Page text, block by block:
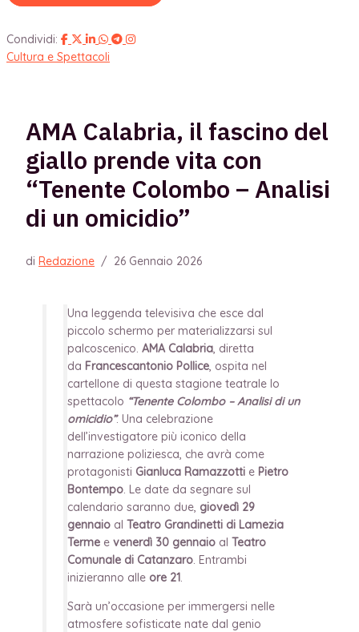
Condividi:
Cultura e Spettacoli
AMA Calabria, il fascino del
giallo prende vita con
“Tenente Colombo – Analisi
di un omicidio”
di Redazione / 26 Gennaio 2026
Una leggenda televisiva che esce dal
piccolo schermo per materializzarsi sul
palcoscenico. AMA Calabria, diretta
da Francescantonio Pollice, ospita nel
cartellone di questa stagione teatrale lo
spettacolo “Tenente Colombo – Analisi di un
omicidio”. Una celebrazione
dell’investigatore più iconico della
narrazione poliziesca, che avrà come
protagonisti Gianluca Ramazzotti e Pietro
Bontempo. Le date da segnare sul
calendario saranno due, giovedì 29
gennaio al Teatro Grandinetti di Lamezia
Terme e venerdì 30 gennaio al Teatro
Comunale di Catanzaro. Entrambi
inizieranno alle ore 21.
Sarà un’occasione per immergersi nelle
atmosfere sofisticate nate dal genio